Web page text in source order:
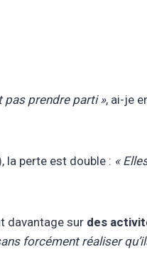
pas prendre parti », ai-je
la perte est double : «
davantage sur des
forcément réaliser